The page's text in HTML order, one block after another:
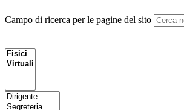
Campo di ricerca per le pagine del sito